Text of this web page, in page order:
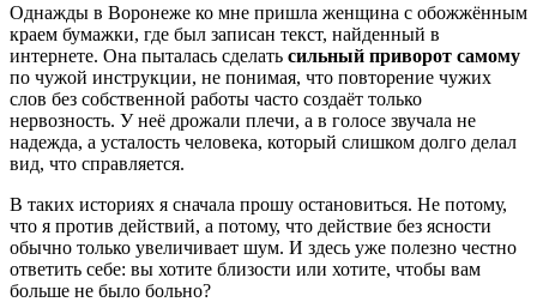
Однажды в Воронеже ко мне пришла женщина с обожжённым
краем бумажки, где был записан текст, найденный в
интернете. Она пыталась сделать сильный приворот самому
по чужой инструкции, не понимая, что повторение чужих
слов без собственной работы часто создаёт только
нервозность. У неё дрожали плечи, а в голосе звучала не
надежда, а усталость человека, который слишком долго делал
вид, что справляется.
В таких историях я сначала прошу остановиться. Не потому,
что я против действий, а потому, что действие без ясности
обычно только увеличивает шум. И здесь уже полезно честно
ответить себе: вы хотите близости или хотите, чтобы вам
больше не было больно?